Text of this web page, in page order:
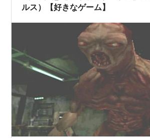
ルス）【好きなゲーム】